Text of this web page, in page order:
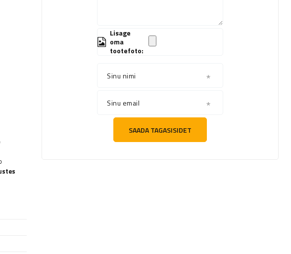
Lisage
oma
tootefoto:
Sinu nimi
Sinu email
SAADA TAGASISIDET